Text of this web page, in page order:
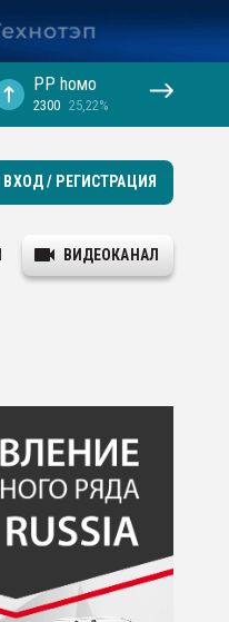
PP hомо
2300 25,22%
ВХОД / РЕГИСТРАЦИЯ
ВИДЕОКАНАЛ